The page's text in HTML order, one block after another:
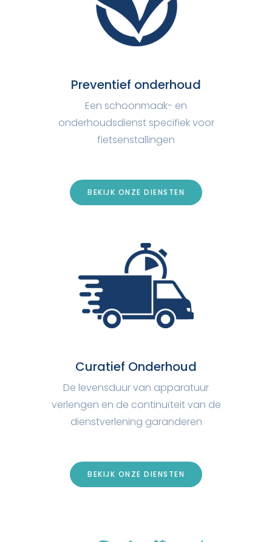
Preventief onderhoud
Een schoonmaak- en
onderhoudsdienst specifiek voor
fietsenstallingen
BEKIJK ONZE DIENSTEN
Curatief Onderhoud
De levensduur van apparatuur
verlengen en de continuïteit van de
dienstverlening garanderen
BEKIJK ONZE DIENSTEN